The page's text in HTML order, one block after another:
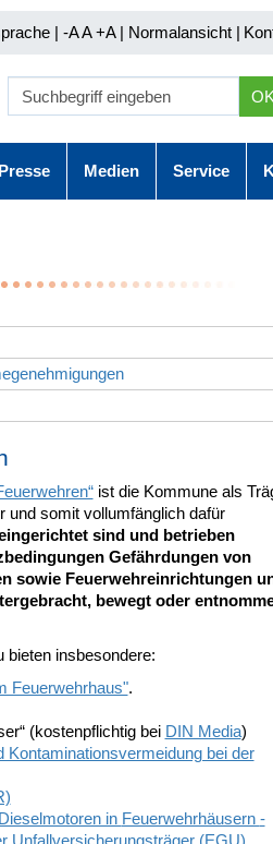
| -A A+A | Normalansicht |
OK
Presse Medien Service
ist die Kommune als
und somit vollumfänglich dafür
sind und betrieben
Gefährdungen von
sowie Feuerwehreinrichtungen
bewegt oder
bieten insbesondere:
Feuerwehrhaus".
(kostenpflichtig bei DIN Media)
bei der
in Feuerwehrhäusern -
Unfallversicherungsträger (EGU)